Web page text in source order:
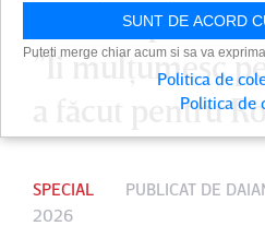
Victoria pe
”Îi mulţumesc
a făcut pentru
SPECIAL PUBLICAT DE
2026
SUNT DE ACORD
Puteti merge chiar acum si sa va
Politica de
Politica de